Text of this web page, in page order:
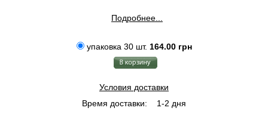
Подробнее...
упаковка 30 шт. 164.00 грн
Условия доставки
Время доставки:
1-2 дня